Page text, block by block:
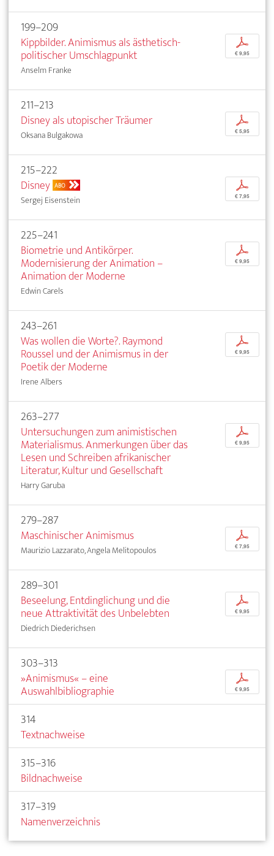
199–209
Kippbilder. Animismus als ästhetisch-
politischer Umschlagpunkt
Anselm Franke
p
€ 9,95
211–213
Disney als utopischer Träumer
Oksana Bulgakowa
p
€ 5,95
215–222
Disney ABO
Sergej Eisenstein
p
€ 7,95
225–241
Biometrie und Antikörper.
Modernisierung der Animation –
Animation der Moderne
Edwin Carels
p
€ 9,95
243–261
Was wollen die Worte?. Raymond
Roussel und der Animismus in der
Poetik der Moderne
Irene Albers
p
€ 9,95
263–277
Untersuchungen zum animistischen
Materialismus. Anmerkungen über das
Lesen und Schreiben afrikanischer
Literatur, Kultur und Gesellschaft
Harry Garuba
p
€ 9,95
279–287
Maschinischer Animismus
Maurizio Lazzarato, Angela Melitopoulos
p
€ 7,95
289–301
Beseelung, Entdinglichung und die
neue Attraktivität des Unbelebten
Diedrich Diederichsen
p
€ 9,95
303–313
»Animismus« – eine
Auswahlbibliographie
p
€ 9,95
314
Textnachweise
315–316
Bildnachweise
317–319
Namenverzeichnis